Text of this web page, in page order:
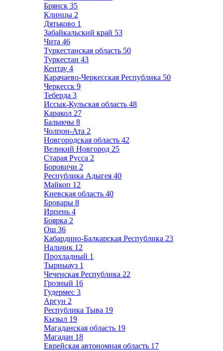
Брянск 35
Клинцы 2
Дятьково 1
Забайкальский край 53
Чита 46
Туркестанская область 50
Туркестан 43
Кентау 4
Карачаево-Черкесская Республика 50
Черкесск 9
Теберда 3
Иссык-Кульская область 48
Каракол 27
Балыкчы 8
Чолпон-Ата 2
Новгородская область 42
Великий Новгород 25
Старая Русса 2
Боровичи 2
Республика Адыгея 40
Майкоп 12
Киевская область 40
Бровары 8
Ирпень 4
Боярка 2
Ош 36
Кабардино-Балкарская Республика 23
Нальчик 12
Прохладный 1
Тырныауз 1
Чеченская Республика 22
Грозный 16
Гудермес 3
Аргун 2
Республика Тыва 19
Кызыл 19
Магаданская область 19
Магадан 18
Еврейская автономная область 17